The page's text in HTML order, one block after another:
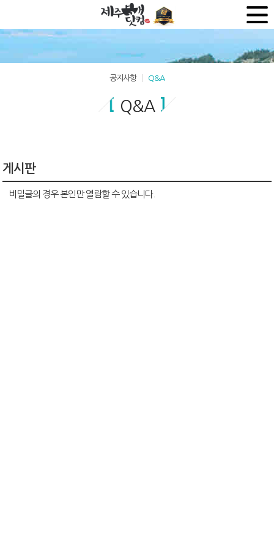
공지사항 Q&A
Q&A
게시판
비밀글의 경우 본인만 열람할 수 있습니다.